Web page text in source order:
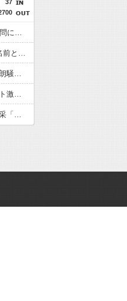
37
【長崎原爆】被爆者84歳、中学生の「核武装」質問に答えられず…ネットで物議
【消費減税】反対9人判明！河野・石破ら全員の名前とネットの怒り
【橋本愛】地震祈りに「偽善」批判殺到！佐藤二朗騒動後初SNSの逆説
【サンモニ】膳場貴子「ヘイト進む」発言にネット激怒！永住許可厳格化で大荒れ
【トー横キッズ】「大人に失望」発言にネット喝采「甘え」「働け」の本質